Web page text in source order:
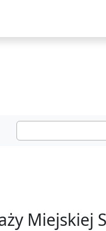
Miejskiej